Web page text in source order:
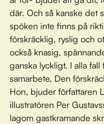
där. Och så kanske det
spöken inte finns på
förskräcklig, ryslig och
också knasig,
ganska lyckligt. I alla fall
samarbete, Den
Hon, bjuder författaren
illustratören Per
lagom gastkramande